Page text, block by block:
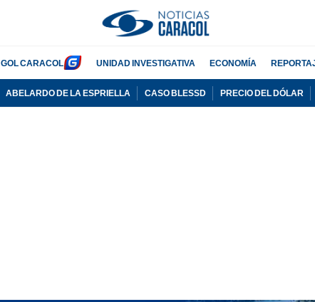
GOL CARACOL UNIDAD INVESTIGATIVA ECONOMÍA
ABELARDO DE LA ESPRIELLA CASO BLESSD PRECIO DEL DÓLAR